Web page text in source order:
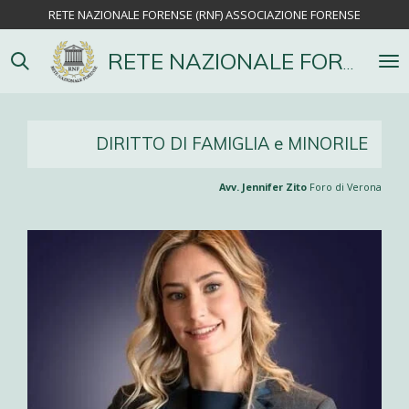
contenuto
principale
RETE NAZIONALE FORENSE
RETE NAZIONALE FORENSE (RNF) ASSOCIAZIONE FORENSE
DIRITTO DI FAMIGLIA e MINORILE
Avv. Jennifer Zito Foro di Verona